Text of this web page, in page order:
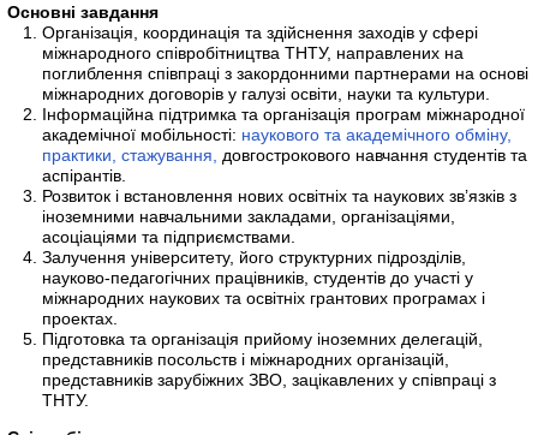
Основні завдання
Організація, координація та здійснення заходів у сфері
міжнародного співробітництва ТНТУ, направлених на
поглиблення співпраці з закордонними партнерами на основі
міжнародних договорів у галузі освіти, науки та культури.
Інформаційна підтримка та організація програм міжнародної
академічної мобільності: наукового та академічного обміну,
практики, стажування,
довгострокового навчання студентів та
аспірантів.
Розвиток і встановлення нових освітніх та наукових зв’язків з
іноземними навчальними закладами, організаціями,
асоціаціями та підприємствами.
Залучення університету, його структурних підрозділів,
науково-педагогічних працівників, студентів до участі у
міжнародних наукових та освітніх грантових програмах і
проектах.
Підготовка та організація прийому іноземних делегацій,
представників посольств і міжнародних організацій,
представників зарубіжних ЗВО, зацікавлених у співпраці з
ТНТУ.